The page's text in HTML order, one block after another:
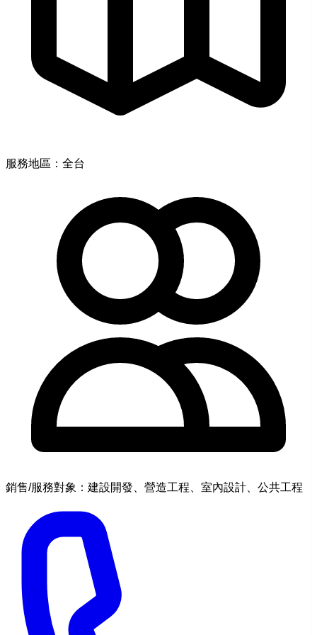
服務地區：全台
銷售/服務對象：建設開發、營造工程、室內設計、公共工程